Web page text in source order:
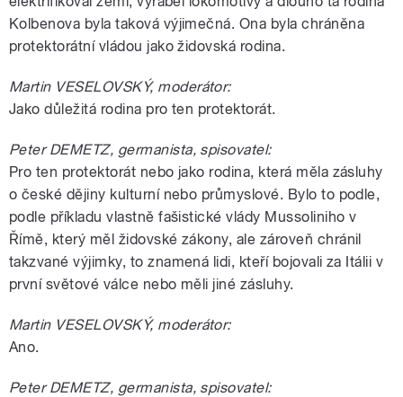
Kolbenova byla taková výjimečná. Ona byla chráněna
protektorátní vládou jako židovská rodina.
Martin VESELOVSKÝ, moderátor:
Jako důležitá rodina pro ten protektorát.
Peter DEMETZ, germanista, spisovatel:
Pro ten protektorát nebo jako rodina, která měla zásluhy
o české dějiny kulturní nebo průmyslové. Bylo to podle,
podle příkladu vlastně fašistické vlády Mussoliniho v
Římě, který měl židovské zákony, ale zároveň chránil
takzvané výjimky, to znamená lidi, kteří bojovali za Itálii v
první světové válce nebo měli jiné zásluhy.
Martin VESELOVSKÝ, moderátor:
Ano.
Peter DEMETZ, germanista, spisovatel: